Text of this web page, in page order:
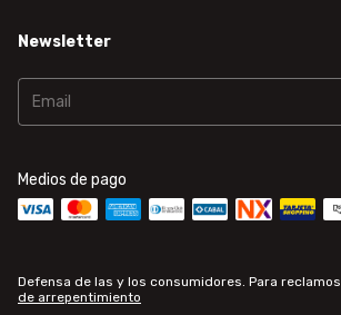
Newsletter
Medios de pago
Defensa de las y los consumidores. Para reclamos
de arrepentimiento